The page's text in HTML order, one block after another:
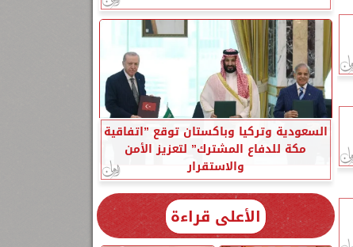
السعودية وتركيا وباكستان توقع ”اتفاقية
مكة للدفاع المشترك” لتعزيز الأمن
والاستقرار
الأعلى قراءة